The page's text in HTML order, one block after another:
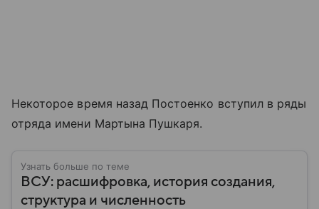
Некоторое время назад Постоенко вступил в ряды
отряда имени Мартына Пушкаря.
Узнать больше по теме
ВСУ: расшифровка, история создания,
структура и численность